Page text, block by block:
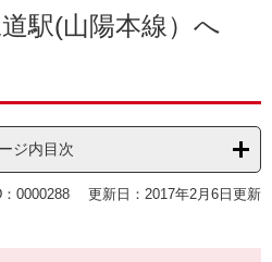
駅(山陽本線）へ
ジ内目次
0000288 更新日：2017年2月6日更新